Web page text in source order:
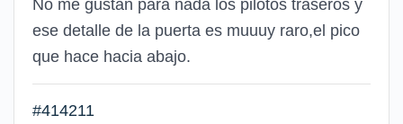
No me gustan para nada los pilotos traseros y
ese detalle de la puerta es muuuy raro,el pico
que hace hacia abajo.
#414211